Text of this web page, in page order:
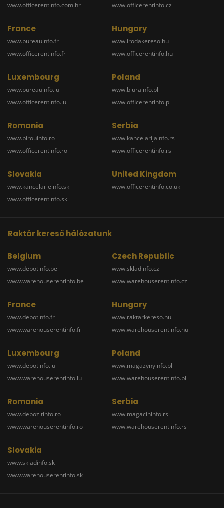
www.officerentinfo.com.hr
www.officerentinfo.cz
France
www.bureauinfo.fr
www.officerentinfo.fr
Hungary
www.irodakereso.hu
www.officerentinfo.hu
Luxembourg
www.bureauinfo.lu
www.officerentinfo.lu
Poland
www.biurainfo.pl
www.officerentinfo.pl
Romania
www.birouinfo.ro
www.officerentinfo.ro
Serbia
www.kancelarijainfo.rs
www.officerentinfo.rs
Slovakia
www.kancelarieinfo.sk
www.officerentinfo.sk
United Kingdom
www.officerentinfo.co.uk
Raktár kereső hálózatunk
Belgium
www.depotinfo.be
www.warehouserentinfo.be
Czech Republic
www.skladinfo.cz
www.warehouserentinfo.cz
France
www.depotinfo.fr
www.warehouserentinfo.fr
Hungary
www.raktarkereso.hu
www.warehouserentinfo.hu
Luxembourg
www.depotinfo.lu
www.warehouserentinfo.lu
Poland
www.magazynyinfo.pl
www.warehouserentinfo.pl
Romania
www.depozitinfo.ro
www.warehouserentinfo.ro
Serbia
www.magacininfo.rs
www.warehouserentinfo.rs
Slovakia
www.skladinfo.sk
www.warehouserentinfo.sk